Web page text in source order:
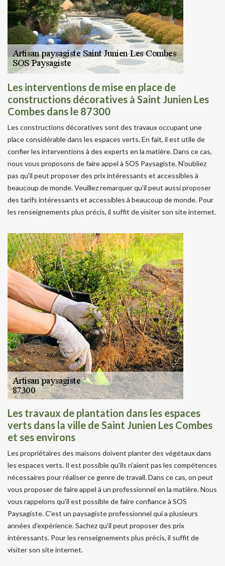
Les interventions de mise en place de
constructions décoratives à Saint Junien Les
Combes dans le 87300
Les constructions décoratives sont des travaux occupant une
place considérable dans les espaces verts. En fait, il est utile de
confier les interventions à des experts en la matière. Dans ce cas,
nous vous proposons de faire appel à SOS Paysagiste. N'oubliez
pas qu'il peut proposer des prix intéressants et accessibles à
beaucoup de monde. Veuillez remarquer qu'il peut aussi proposer
des tarifs intéressants et accessibles à beaucoup de monde. Pour
les renseignements plus précis, il suffit de visiter son site internet.
Les travaux de plantation dans les espaces
verts dans la ville de Saint Junien Les Combes
et ses environs
Les propriétaires des maisons doivent planter des végétaux dans
les espaces verts. Il est possible qu'ils n'aient pas les compétences
nécessaires pour réaliser ce genre de travail. Dans ce cas, on peut
vous proposer de faire appel à un professionnel en la matière. Nous
vous rappelons qu'il est possible de faire confiance à SOS
Paysagiste. C'est un paysagiste professionnel qui a plusieurs
années d'expérience. Sachez qu'il peut proposer des prix
intéressants. Pour les renseignements plus précis, il suffit de
visiter son site internet.